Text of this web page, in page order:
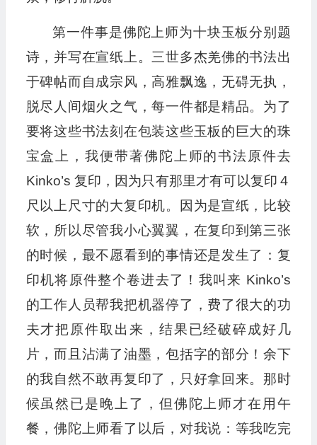
第一件事是佛陀上师为十块玉板分别题
诗，并写在宣纸上。三世多杰羌佛的书法出
于碑帖而自成宗风，高雅飘逸，无碍无执，
脱尽人间烟火之气，每一件都是精品。为了
要将这些书法刻在包装这些玉板的巨大的珠
宝盒上，我便带著佛陀上师的书法原件去
Kinko’s 复印，因为只有那里才有可以复印４
尺以上尺寸的大复印机。因为是宣纸，比较
软，所以尽管我小心翼翼，在复印到第三张
的时候，最不愿看到的事情还是发生了：复
印机将原件整个卷进去了！我叫来 Kinko’s
的工作人员帮我把机器停了，费了很大的功
夫才把原件取出来，结果已经破碎成好几
片，而且沾满了油墨，包括字的部分！余下
的我自然不敢再复印了，只好拿回来。那时
候虽然已是晚上了，但佛陀上师才在用午
餐，佛陀上师看了以后，对我说：等我吃完